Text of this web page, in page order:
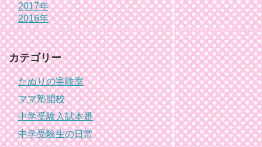
2017年
2016年
カテゴリー
たぬりの実験室
ママ塾開校
中学受験入試本番
中学受験生の日常